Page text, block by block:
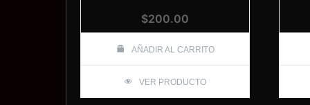
$200.00
AÑADIR AL CARRITO
VER PRODUCTO